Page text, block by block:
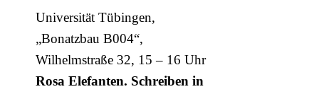
Universität Tübingen,
„Bonatzbau B004“,
Wilhelmstraße 32, 15 – 16 Uhr
Rosa Elefanten. Schreiben in